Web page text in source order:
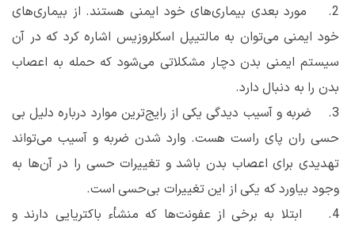
2. مورد بعدی بیماری‌های خود ایمنی هستند. از بیماری‌های
خود ایمنی می‌توان به مالتیپل اسکلروزیس اشاره کرد که در آن
سیستم ایمنی بدن دچار مشکلاتی می‌شود که حمله به اعصاب
بدن را به دنبال دارد.
3. ضربه و آسیب دیدگی یکی از رایج‌ترین موارد درباره دلیل بی
حسی ران پای راست هست. وارد شدن ضربه و آسیب می‌تواند
تهدیدی برای اعصاب بدن باشد و تغییرات حسی را در آن‌ها به
وجود بیاورد که یکی از این تغییرات بی‌حسی است.
4. ابتلا به برخی از عفونت‌ها که منشأء باکتریایی دارند و